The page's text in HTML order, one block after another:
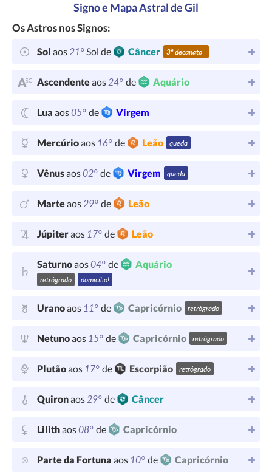
Signo e Mapa Astral de Gil
Os Astros nos Signos:
Sol aos21°Sol de Câncer 3º decanato
Ascendenteaos24° de Aquário
Lua aos05° de Virgem
Mercúrioaos 16° de Leão queda
Vênusaos02° de Virgem queda
Marteaos29° de Leão
Júpiteraos 17° de Leão
Saturnoaos04° de Aquário
retrógrado domicílio!
Uranoaos 11° de Capricórnio retrógrado
Netunoaos 15° de Capricórnio retrógrado
Plutãoaos 17° de Escorpião retrógrado
Quironaos29° de Câncer
Lilithaos08° de Capricórnio
Parte da Fortuna aos 10° de Capricórnio